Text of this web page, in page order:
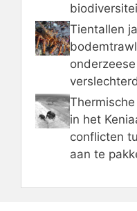
Tientallen
verslechterd
in het
conflicten
aan te